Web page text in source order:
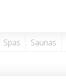
Spas Saunas